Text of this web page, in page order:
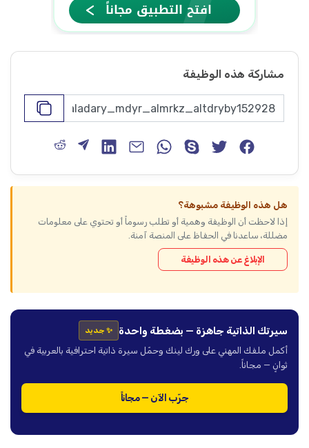
مشاركة هذه الوظيفة
هل هذه الوظيفة مشبوهة؟
إذا لاحظت أن الوظيفة وهمية أو تطلب رسوماً أو تحتوي على معلومات
مضللة، ساعدنا في الحفاظ على المنصة آمنة.
الإبلاغ عن هذه الوظيفة
سيرتك الذاتية جاهزة — بضغطة واحدة ✨ جديد
أكمل ملفك المهني على ورك لينك وحمّل سيرة ذاتية احترافية بالعربية في
ثوانٍ — مجاناً.
جرّب الآن — مجاناً